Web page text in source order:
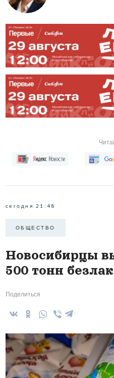
сегодня 21:48
ОБЩЕСТВО
Новосибирцы
500 тонн
Поделиться